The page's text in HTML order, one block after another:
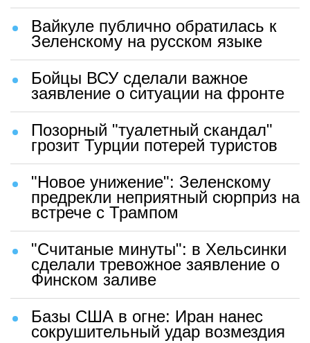
Вайкуле публично обратилась к
Зеленскому на русском языке
Бойцы ВСУ сделали важное
заявление о ситуации на фронте
Позорный "туалетный скандал"
грозит Турции потерей туристов
"Новое унижение": Зеленскому
предрекли неприятный сюрприз на
встрече с Трампом
"Считаные минуты": в Хельсинки
сделали тревожное заявление о
Финском заливе
Базы США в огне: Иран нанес
сокрушительный удар возмездия